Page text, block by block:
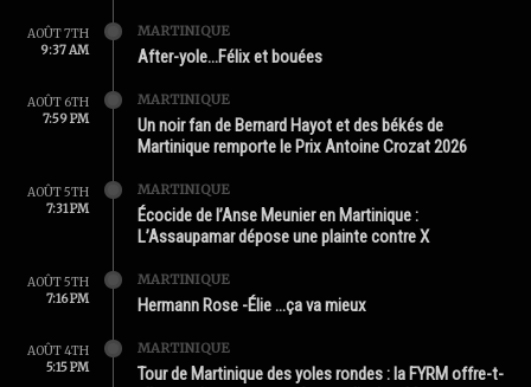
AOÛT 7TH
9:37 AM
MARTINIQUE
After-yole…Félix et bouées
AOÛT 6TH
7:59 PM
MARTINIQUE
Un noir fan de Bernard Hayot et des békés de
Martinique remporte le Prix Antoine Crozat 2026
AOÛT 5TH
7:31 PM
MARTINIQUE
Écocide de l’Anse Meunier en Martinique :
L’Assaupamar dépose une plainte contre X
AOÛT 5TH
7:16 PM
MARTINIQUE
Hermann Rose -Élie …ça va mieux
AOÛT 4TH
5:15 PM
MARTINIQUE
Tour de Martinique des yoles rondes : la FYRM offre-t-